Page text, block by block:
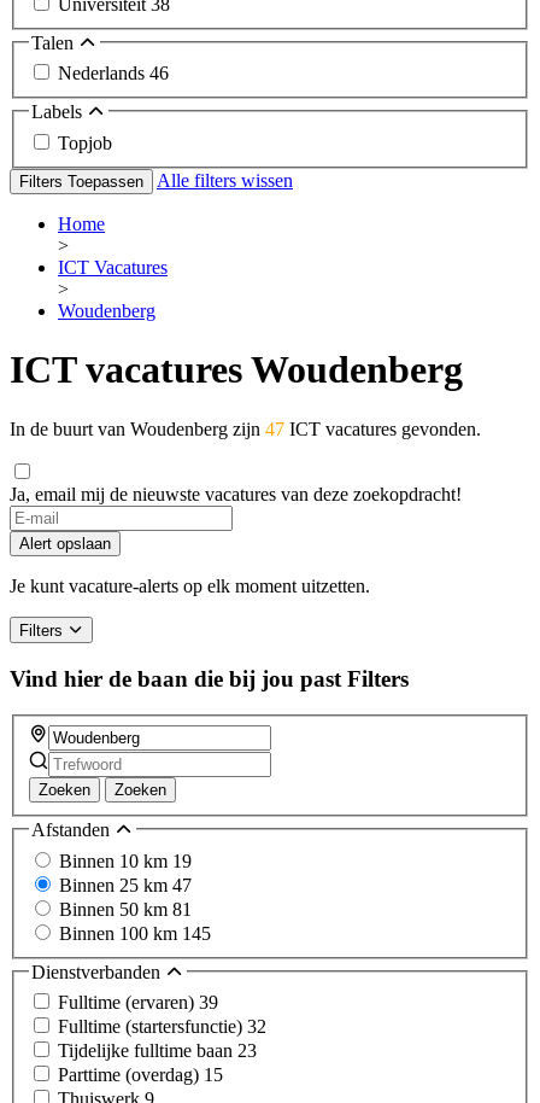
Talen
Nederlands 46
Labels
Topjob
Filters Toepassen Alle filters wissen
Home
>
ICT Vacatures
>
Woudenberg
ICT vacatures Woudenberg
In de buurt van Woudenberg zijn 47 ICT vacatures gevonden.
Ja, email mij de nieuwste vacatures van deze zoekopdracht!
Alert opslaan
Je kunt vacature-alerts op elk moment uitzetten.
Filters
Vind hier de baan die bij jou past Filters
Zoeken Zoeken
Afstanden
Binnen 10 km 19
Binnen 25 km 47
Binnen 50 km 81
Binnen 100 km 145
Dienstverbanden
Fulltime (ervaren) 39
Fulltime (startersfunctie) 32
Tijdelijke fulltime baan 23
Parttime (overdag) 15
Thuiswerk 9